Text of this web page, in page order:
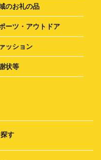
のお礼の品
ーツ・アウトドア
ッション
状等
す